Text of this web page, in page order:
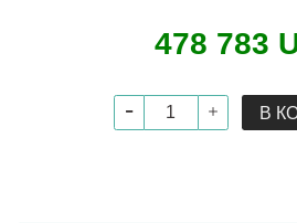
478 783
В